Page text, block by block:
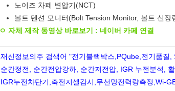
노이즈 차폐 변압기(NCT)
볼트 텐션 모니터(Bolt Tension Monitor, 볼트 신장
ㅇ 자체 제작 동영상 바로보기 : 네이버 카페 연결
재신정보의주 검색어 "전기블랙박스,PQube,전기품질,
순간정전, 순간전압강하, 순간저전압, IGR 누전분석,
IGR누전차단기,축전지셀감시,무선망전력량측정,Wi-